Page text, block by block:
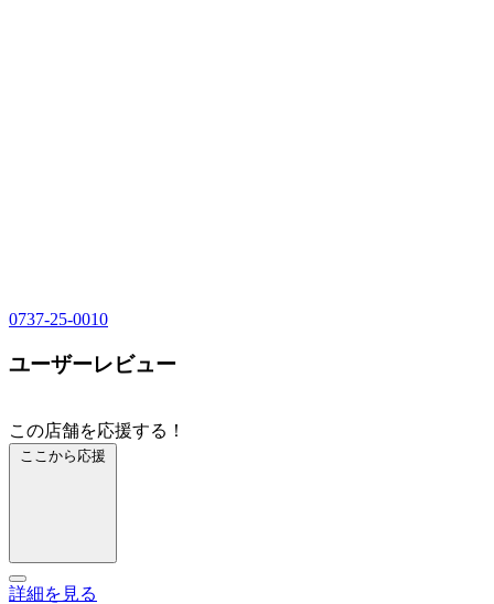
0737-25-0010
ユーザーレビュー
この店舗を応援する！
ここから応援
詳細を見る